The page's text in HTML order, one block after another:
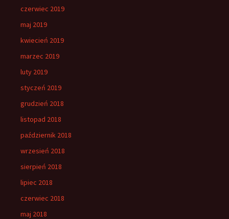
czerwiec 2019
maj 2019
kwiecień 2019
marzec 2019
luty 2019
styczeń 2019
grudzień 2018
listopad 2018
październik 2018
wrzesień 2018
sierpień 2018
lipiec 2018
czerwiec 2018
maj 2018